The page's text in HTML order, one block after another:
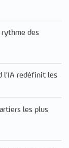
rythme des
l’IA redéfinit les
les plus